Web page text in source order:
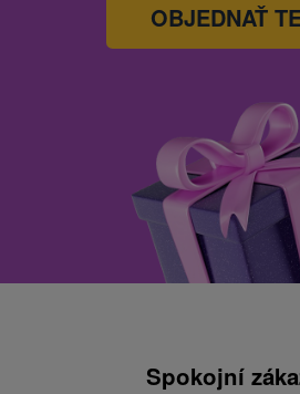
OBJEDNAŤ
Spokojní